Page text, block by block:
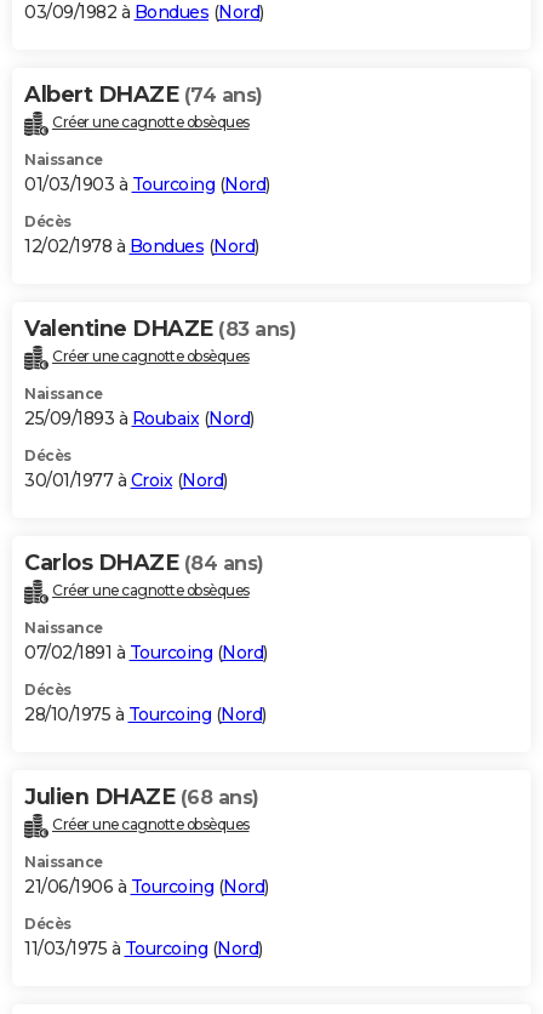
03/09/1982 à Bondues (Nord)
Albert DHAZE (74 ans)
Créer une cagnotte obsèques
Naissance
01/03/1903 à Tourcoing (Nord)
Décès
12/02/1978 à Bondues (Nord)
Valentine DHAZE (83 ans)
Créer une cagnotte obsèques
Naissance
25/09/1893 à Roubaix(Nord)
Décès
30/01/1977 à Croix(Nord)
Carlos DHAZE (84 ans)
Créer une cagnotte obsèques
Naissance
07/02/1891 à Tourcoing (Nord)
Décès
28/10/1975 à Tourcoing (Nord)
Julien DHAZE (68 ans)
Créer une cagnotte obsèques
Naissance
21/06/1906 à Tourcoing (Nord)
Décès
11/03/1975 à Tourcoing (Nord)